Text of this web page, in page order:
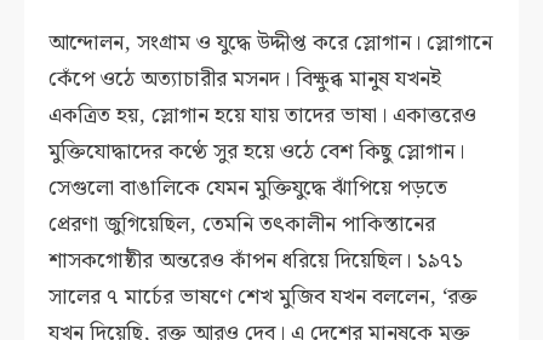
আন্দোলন, সংগ্রাম ও যুদ্ধে উদ্দীপ্ত করে স্লোগান। স্লোগানে
কেঁপে ওঠে অত্যাচারীর মসনদ। বিক্ষুব্ধ মানুষ যখনই
একত্রিত হয়, স্লোগান হয়ে যায় তাদের ভাষা। একাত্তরেও
মুক্তিযোদ্ধাদের কণ্ঠে সুর হয়ে ওঠে বেশ কিছু স্লোগান।
সেগুলো বাঙালিকে যেমন মুক্তিযুদ্ধে ঝাঁপিয়ে পড়তে
প্রেরণা জুগিয়েছিল, তেমনি তৎকালীন পাকিস্তানের
শাসকগোষ্ঠীর অন্তরেও কাঁপন ধরিয়ে দিয়েছিল। ১৯৭১
সালের ৭ মার্চের ভাষণে শেখ মুজিব যখন বললেন, ‘রক্ত